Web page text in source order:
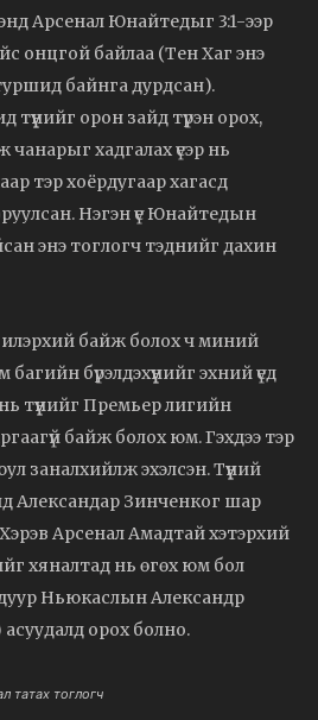
Арсенал Юнайтедыг 3:1-ээр
онцгой байлаа (Тен Хаг энэ
байнга дурдсан).
орон зайд түрэн орох,
хадгалах үеэр нь
тэр хоёрдугаар хагасд
Нэгэн үе Юнайтедын
энэ тоглогч тэднийг дахин
илэрхий байж болох ч миний
бүрэлдэхүүнийг эхний үед
түүнийг Премьер лигийн
байж болох юм. Гэхдээ тэр
заналхийлж эхэлсэн. Түүний
Александар Зинченког шар
Хэрэв Арсенал Амадтай хэтэрхий
хяналтад нь өгөх юм бол
Ньюкаслын Александр
орох болно.
татах тоглогч